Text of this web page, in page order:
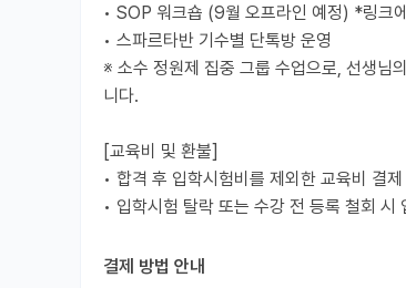
• SOP 워크숍 (9월 오프라인 예정) *링크
• 스파르타반 기수별 단톡방 운영
※ 소수 정원제 집중 그룹 수업으로, 선생님
니다.
[교육비 및 환불]
• 합격 후 입학시험비를 제외한 교육비 결제
• 입학시험 탈락 또는 수강 전 등록 철회 시
결제 방법 안내